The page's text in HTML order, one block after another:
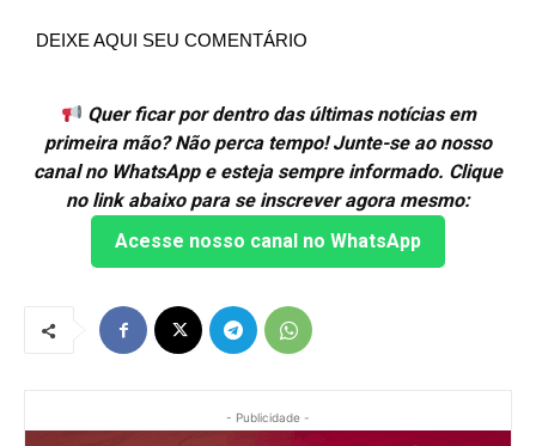
DEIXE AQUI SEU COMENTÁRIO
Quer ficar por dentro das últimas notícias em
primeira mão? Não perca tempo! Junte-se ao nosso
canal no WhatsApp e esteja sempre informado. Clique
no link abaixo para se inscrever agora mesmo:
Acesse nosso canal no WhatsApp
- Publicidade -